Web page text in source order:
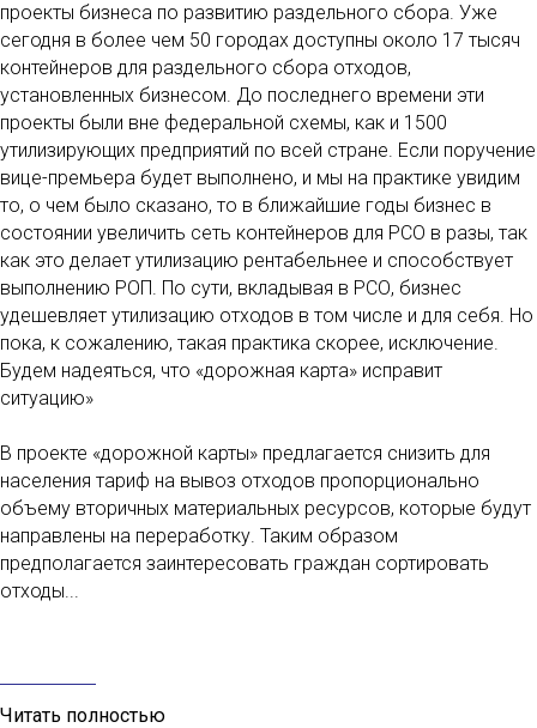
проекты бизнеса по развитию раздельного сбора. Уже
сегодня в более чем 50 городах доступны около 17 тысяч
контейнеров для раздельного сбора отходов,
установленных бизнесом. До последнего времени эти
проекты были вне федеральной схемы, как и 1500
утилизирующих предприятий по всей стране. Если поручение
вице-премьера будет выполнено, и мы на практике увидим
то, о чем было сказано, то в ближайшие годы бизнес в
состоянии увеличить сеть контейнеров для РСО в разы, так
как это делает утилизацию рентабельнее и способствует
выполнению РОП. По сути, вкладывая в РСО, бизнес
удешевляет утилизацию отходов в том числе и для себя. Но
пока, к сожалению, такая практика скорее, исключение.
Будем надеяться, что «дорожная карта» исправит
ситуацию»
В проекте «дорожной карты» предлагается снизить для
населения тариф на вывоз отходов пропорционально
объему вторичных материальных ресурсов, которые будут
направлены на переработку. Таким образом
предполагается заинтересовать граждан сортировать
отходы...
Читать полностью